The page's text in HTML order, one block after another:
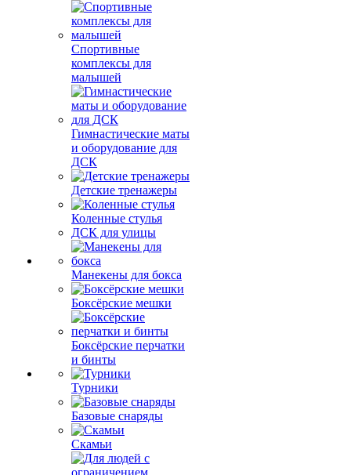
Спортивные
комплексы для
малышей
Гимнастические маты
и оборудование для
ДСК
Детские тренажеры
Коленные стулья
ДСК для улицы
Манекены для бокса
Боксёрские мешки
Боксёрские перчатки
и бинты
Турники
Базовые снаряды
Скамьи